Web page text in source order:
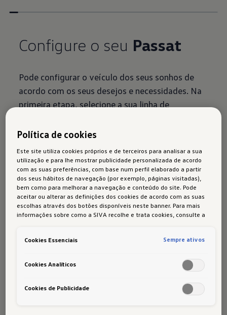
Configure o seu Passat
Pode configurar o veículo dos seus sonhos de
acordo com os seus desejos e necessidades. Na
primeira etapa, selecione a sua linha de
etapa, pode equipar o seu Passat com o interior
assistência e acessórios.
Faça do Passat oseu Passat.
Política de cookies
Este site utiliza cookies próprios e de terceiros para analisar a sua
utilização e para lhe mostrar publicidade personalizada de acordo
com as suas preferências, com base num perfil elaborado a partir
dos seus hábitos de navegação (por exemplo, páginas visitadas),
bem como para melhorar a navegação e conteúdo do site. Pode
aceitar ou alterar as definições dos cookies de acordo com as suas
escolhas através dos botões disponíveis neste banner. Para mais
informações sobre como a SIVA recolhe e trata cookies, consulte a
Cookies Essenciais Sempre ativos
Cookies Analíticos
Cookies de Publicidade